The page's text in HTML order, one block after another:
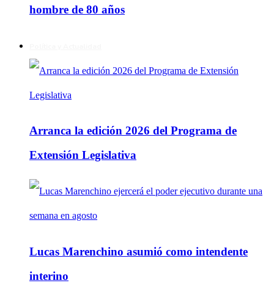
hombre de 80 años
Arranca la edición 2026 del Programa de
Extensión Legislativa
Lucas Marenchino asumió como intendente
interino